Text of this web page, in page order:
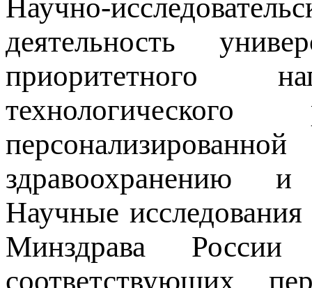
Научно-
деятельность
приоритетного
здравоохранению и
Научные
Минздрава
соответствующих